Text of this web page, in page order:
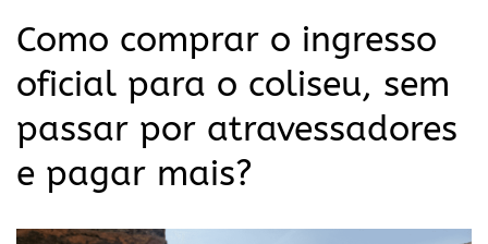
Como comprar o ingresso
oficial para o coliseu, sem
passar por atravessadores
e pagar mais?